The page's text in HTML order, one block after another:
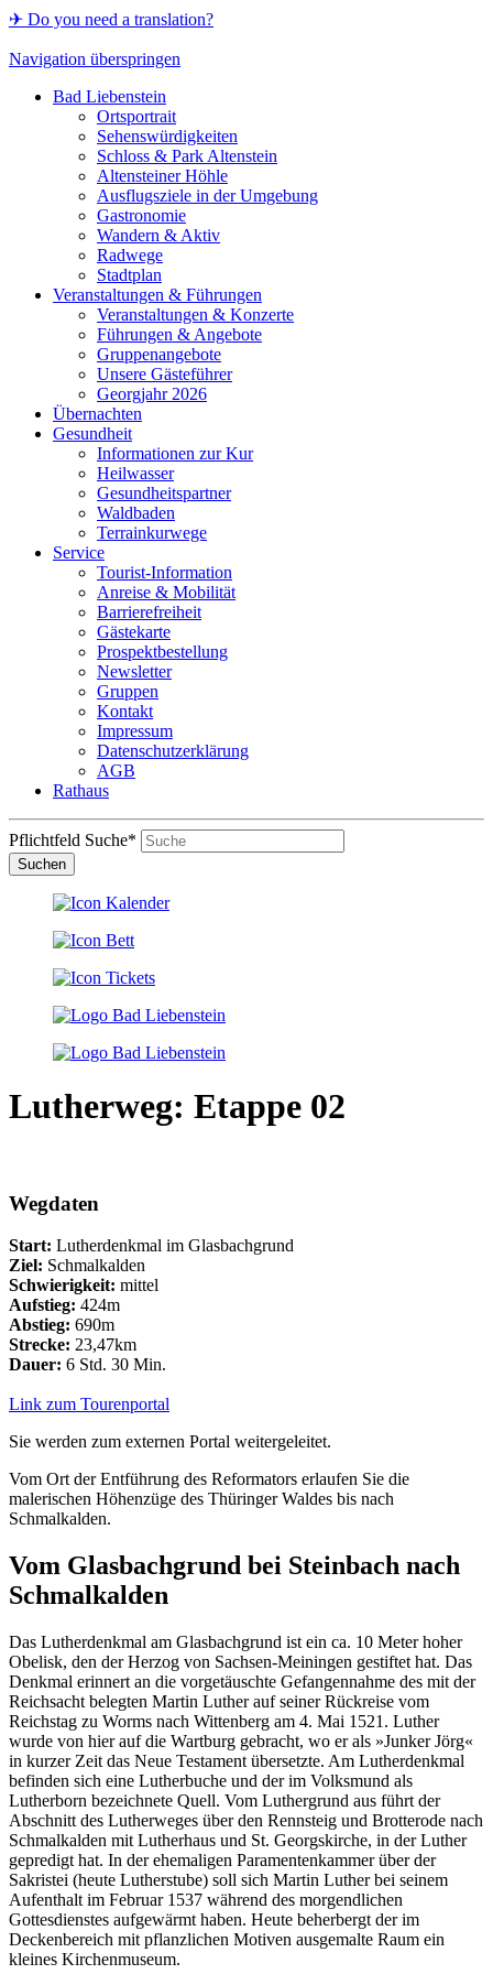
✈ Do you need a translation?
Navigation überspringen
Bad Liebenstein
Ortsportrait
Sehenswürdigkeiten
Schloss & Park Altenstein
Altensteiner Höhle
Ausflugsziele in der Umgebung
Gastronomie
Wandern & Aktiv
Radwege
Stadtplan
Veranstaltungen & Führungen
Veranstaltungen & Konzerte
Führungen & Angebote
Gruppenangebote
Unsere Gästeführer
Georgjahr 2026
Übernachten
Gesundheit
Informationen zur Kur
Heilwasser
Gesundheitspartner
Waldbaden
Terrainkurwege
Service
Tourist-Information
Anreise & Mobilität
Barrierefreiheit
Gästekarte
Prospektbestellung
Newsletter
Gruppen
Kontakt
Impressum
Datenschutzerklärung
AGB
Rathaus
Pflichtfeld Suche*
Suchen
Lutherweg: Etappe 02
Wegdaten
Start: Lutherdenkmal im Glasbachgrund
Ziel: Schmalkalden
Schwierigkeit: mittel
Aufstieg: 424m
Abstieg: 690m
Strecke: 23,47km
Dauer: 6 Std. 30 Min.
Link zum Tourenportal
Sie werden zum externen Portal weitergeleitet.
Vom Ort der Entführung des Reformators erlaufen Sie die
malerischen Höhenzüge des Thüringer Waldes bis nach
Schmalkalden.
Vom Glasbachgrund bei Steinbach nach
Schmalkalden
Das Lutherdenkmal am Glasbachgrund ist ein ca. 10 Meter hoher
Obelisk, den der Herzog von Sachsen-Meiningen gestiftet hat. Das
Denkmal erinnert an die vorgetäuschte Gefangennahme des mit der
Reichsacht belegten Martin Luther auf seiner Rückreise vom
Reichstag zu Worms nach Wittenberg am 4. Mai 1521. Luther
wurde von hier auf die Wartburg gebracht, wo er als »Junker Jörg«
in kurzer Zeit das Neue Testament übersetzte. Am Lutherdenkmal
befinden sich eine Lutherbuche und der im Volksmund als
Lutherborn bezeichnete Quell. Vom Luthergrund aus führt der
Abschnitt des Lutherweges über den Rennsteig und Brotterode nach
Schmalkalden mit Lutherhaus und St. Georgskirche, in der Luther
gepredigt hat. In der ehemaligen Paramentenkammer über der
Sakristei (heute Lutherstube) soll sich Martin Luther bei seinem
Aufenthalt im Februar 1537 während des morgendlichen
Gottesdienstes aufgewärmt haben. Heute beherbergt der im
Deckenbereich mit pflanzlichen Motiven ausgemalte Raum ein
kleines Kirchenmuseum.